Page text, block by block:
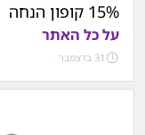
15% קופון הנחה
על כל האתר
31 בדצמבר